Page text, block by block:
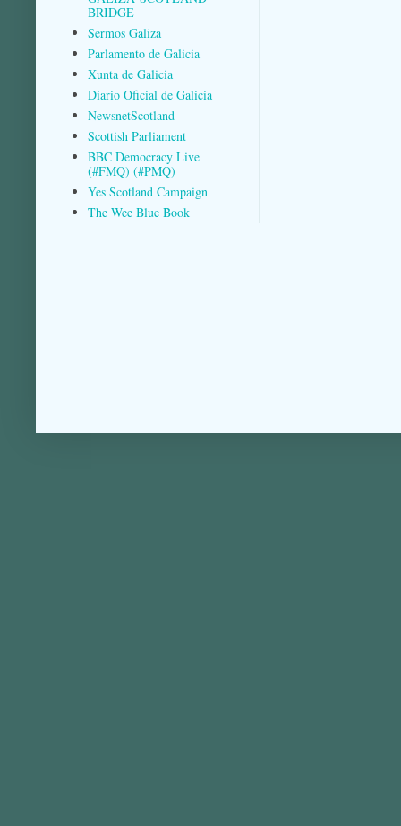
BRIDGE
Sermos Galiza
Parlamento de Galicia
Xunta de Galicia
Diario Oficial de Galicia
NewsnetScotland
Scottish Parliament
BBC Democracy Live
(#FMQ) (#PMQ)
Yes Scotland Campaign
The Wee Blue Book